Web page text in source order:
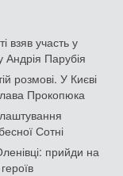
взяв участь у
Парубія
розмові. У Києві
Прокопюка
Сотні
прийди на